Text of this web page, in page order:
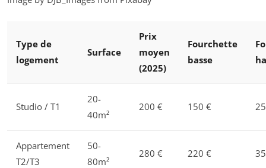
Type de
logement
Surface
Prix
moyen
(2025)
Fourchette
basse
Studio / T1
20-
40m²
200 € 150 €
Appartement
T2/T3
50-
80m²
280 € 220 €